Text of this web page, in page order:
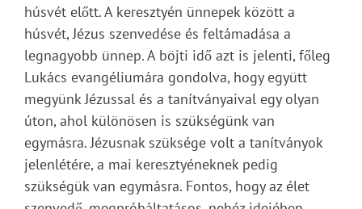
húsvét előtt. A keresztyén ünnepek között a
húsvét, Jézus szenvedése és feltámadása a
legnagyobb ünnep. A böjti idő azt is jelenti, főleg
Lukács evangéliumára gondolva, hogy együtt
megyünk Jézussal és a tanítványaival egy olyan
úton, ahol különösen is szükségünk van
egymásra. Jézusnak szüksége volt a tanítványok
jelenlétére, a mai keresztyéneknek pedig
szükségük van egymásra. Fontos, hogy az élet